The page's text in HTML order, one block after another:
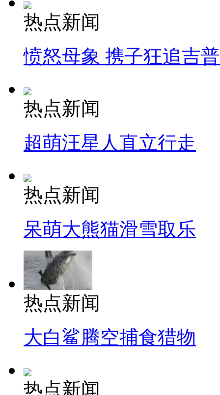
热点新闻
愤怒母象 携子狂追吉
热点新闻
超萌汪星人直立行走
热点新闻
呆萌大熊猫滑雪取乐
热点新闻
大白鲨腾空捕食猎物
热点新闻